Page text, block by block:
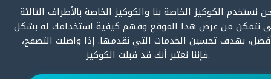
هل تحتاج مساعدة؟
ابدأ الدردشة الآن وسنرد بسرعة.
ابدأ الدردشة
معتمدون من قبل
نستخدم الكوكيز الخاصة بنا والكوكيز الخاصة بالأطراف الثالثة
نتمكن من عرض هذا الموقع وفهم كيفية استخدامك له بشكل
بهدف تحسين الخدمات التي نقدمها. إذا واصلت التصفح،
فإننا نعتبر أنك قد قبلت الكوكيز.